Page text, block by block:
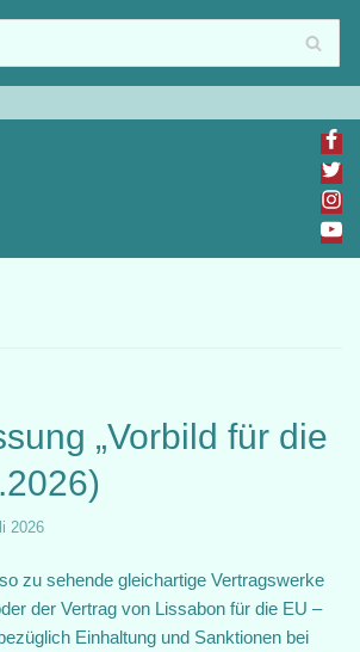
„Vorbild für die
2026
zu sehende gleichartige Vertragswerke
der Vertrag von Lissabon für die EU –
Einhaltung und Sanktionen bei